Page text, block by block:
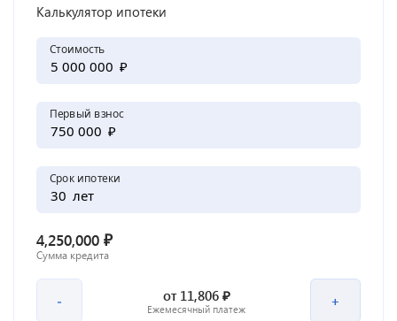
Калькулятор ипотеки
Стоимость
₽
Первый взнос
₽
Срок ипотеки
лет
4,250,000 ₽
Сумма кредита
- от 11,806 ₽
Ежемесячный платеж +